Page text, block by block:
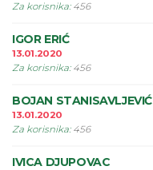
Za korisnika: 456
IGOR ERIĆ
13.01.2020
Za korisnika: 456
BOJAN STANISAVLJEVIĆ
13.01.2020
Za korisnika: 456
IVICA DJUPOVAC